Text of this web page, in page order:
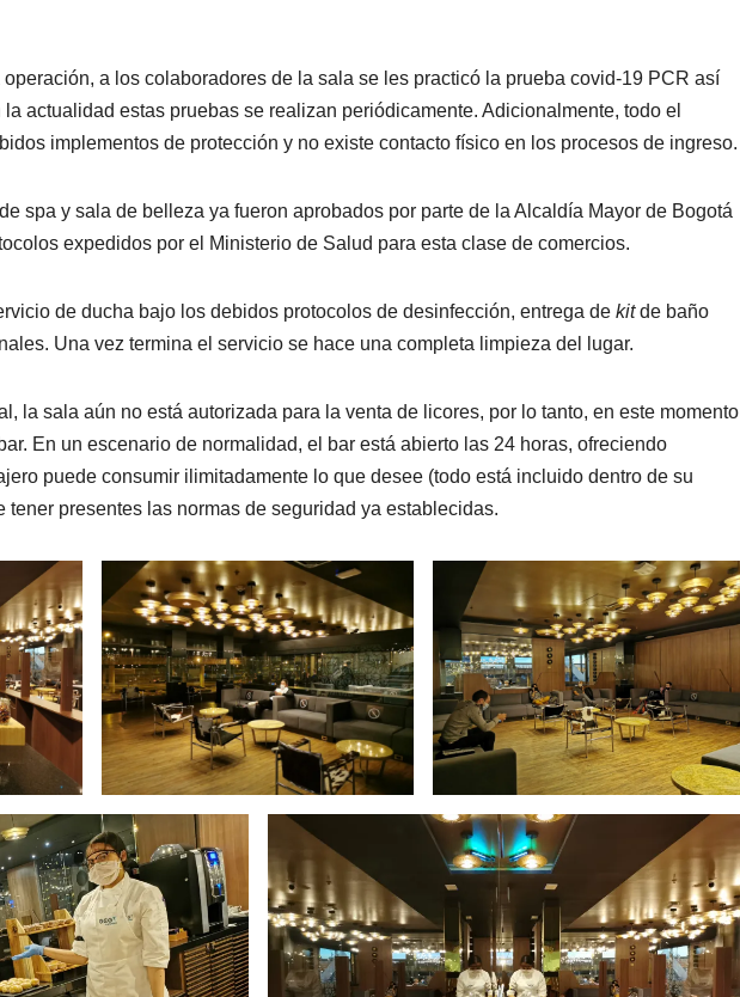
a los colaboradores de la sala se les practicó la prueba covid-19 PCR así
actualidad estas pruebas se realizan periódicamente. Adicionalmente, todo el
implementos de protección y no existe contacto físico en los procesos de ingreso.
spa y sala de belleza ya fueron aprobados por parte de la Alcaldía Mayor de Bogotá
expedidos por el Ministerio de Salud para esta clase de comercios.
de ducha bajo los debidos protocolos de desinfección, entrega de kitde baño
Una vez termina el servicio se hace una completa limpieza del lugar.
la sala aún no está autorizada para la venta de licores, por lo tanto, en este momento
En un escenario de normalidad, el bar está abierto las 24 horas, ofreciendo
puede consumir ilimitadamente lo que desee (todo está incluido dentro de su
tener presentes las normas de seguridad ya establecidas.